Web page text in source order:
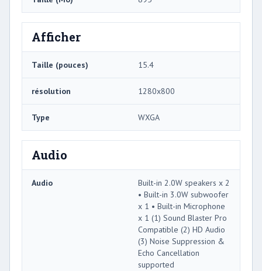
Afficher
Taille (pouces) 15.4
résolution 1280x800
Type WXGA
Audio
Audio
Built-in 2.0W speakers x 2
• Built-in 3.0W subwoofer
x 1 • Built-in Microphone
x 1 (1) Sound Blaster Pro
Compatible (2) HD Audio
(3) Noise Suppression &
Echo Cancellation
supported